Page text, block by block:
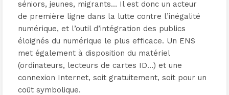
séniors, jeunes, migrants… Il est donc un acteur
de première ligne dans la lutte contre l’inégalité
numérique, et l’outil d’intégration des publics
éloignés du numérique le plus efficace. Un ENS
met également à disposition du matériel
(ordinateurs, lecteurs de cartes ID…) et une
connexion Internet, soit gratuitement, soit pour un
coût symbolique.